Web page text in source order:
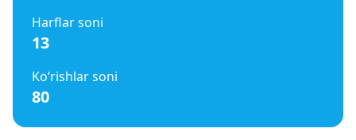
Harflar soni
13
Ko‘rishlar soni
80